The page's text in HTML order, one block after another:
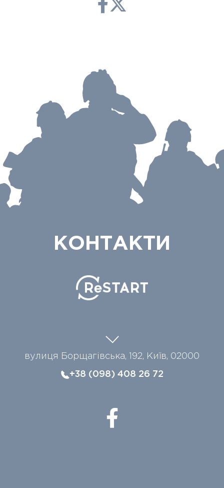
КОНТАКТИ
вулиця Борщагівська, 192, Київ, 02000
+38 (098) 408 26 72